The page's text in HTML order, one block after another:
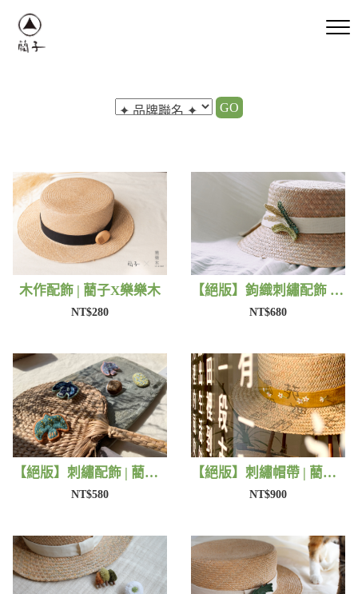
GO
木作配飾 | 藺子X樂樂木
NT$280
【絕版】鉤織刺繡配飾 | 藺子Xphytooo
NT$680
【絕版】刺繡配飾 | 藺子X撫子色生活
NT$580
【絕版】刺繡帽帶 | 藺子X有FU手作
NT$900